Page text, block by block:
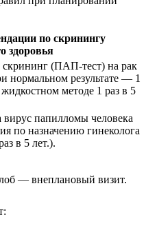
по скринингу
здоровья
(ПАП-тест) на рак
нормальном результате — 1
методе 1 раз в 5
вирус папилломы человека
по назначению гинеколога
в 5 лет.).
— внеплановый визит.